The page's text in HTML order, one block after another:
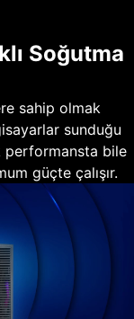
Soğutma
sahip olmak
sunduğu
performansta bile
güçte çalışır.